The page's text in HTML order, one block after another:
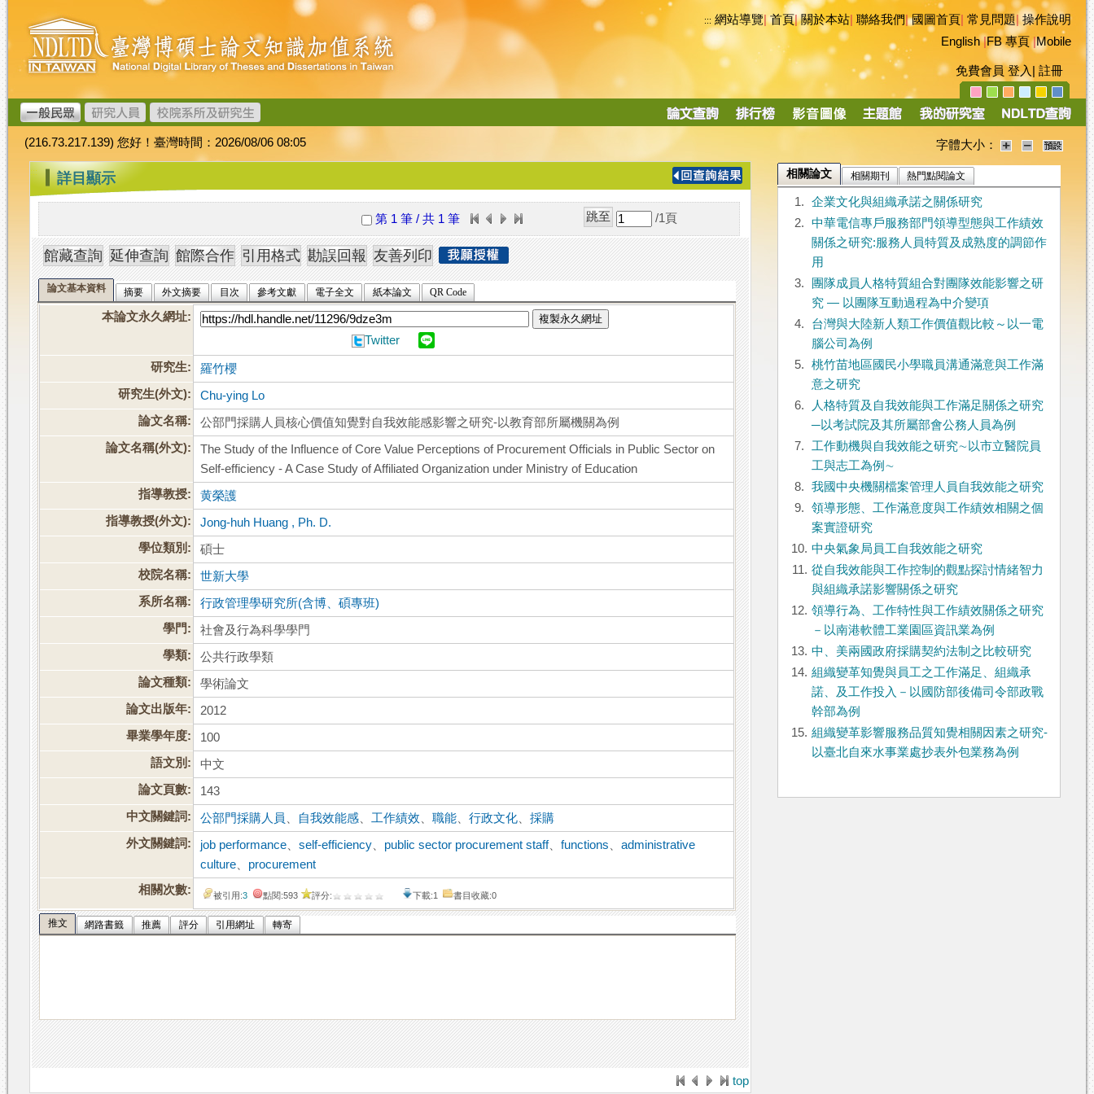
跳
到
主
要
內
容
臺
灣
博
碩
士
論
文
加
值
系
統
::: 網站導覽|首頁|關於本站 聯絡我們|國圖首頁 常見問題|操作說明
English|FB 專頁|Mobile
免費會員 登入 註冊
導
(216.73.217.139) 您好！臺灣時間：2026/08/06 08:05 字體大小：
::: 詳目顯示
第 1 筆 / 共 1 筆 /1 頁
論文基本資料 摘要 外文摘要 目次 參考文獻 電子全文 紙本論文 QR Code
本論文永久網址: 複製永久網址
Twitter
研究生:
羅竹櫻
研究生(外文):
Chu-ying Lo
論文名稱:
公部門採購人員核心價值知覺對自我效能感影響之研究-以教育部所屬機關為例
論文名稱(外文):
The Study of the Influence of Core Value Perceptions of Procurement Officials in Public Sector on
Self-efficiency - A Case Study of Affiliated Organization under Ministry of Education
指導教授:
黄榮護
指導教授(外文):
Jong-huh Huang , Ph. D.
學位類別:
碩士
校院名稱:
世新大學
系所名稱:
行政管理學研究所(含博、碩專班)
學門:
社會及行為科學學門
學類:
公共行政學類
論文種類:
學術論文
論文出版年:
2012
畢業學年度:
100
語文別:
中文
論文頁數:
143
中文關鍵詞:
公部門採購人員 自我效能感 工作績效 、職能 、行政文化 、採購
外文關鍵詞:
job performance 、self-efficiency public sector procurement staff、functions 、administrative
culture
procurement
相關次數:
被引用:3 點閱:593 評分: 下載:1 書目收藏:0
推文 網路書籤 推薦 評分 引用網址 轉寄
top
相關論文 相關期刊 熱門點閱論文
1.
企業文化與組織承諾之關係研究
2.
中華電信專戶服務部門領導型態與工作績效
關係之研究:服務人員特質及成熟度的調節作
用
3.
團隊成員人格特質組合對團隊效能影響之研
究 — 以團隊互動過程為中介變項
4.
台灣與大陸新人類工作價值觀比較～以一電
腦公司為例
5.
桃竹苗地區國民小學職員溝通滿意與工作滿
意之研究
6.
人格特質及自我效能與工作滿足關係之研究
─以考試院及其所屬部會公務人員為例
7.
工作動機與自我效能之研究∼以市立醫院員
工與志工為例∼
8.
我國中央機關檔案管理人員自我效能之研究
9.
領導形態、工作滿意度與工作績效相關之個
案實證研究
10. 中央氣象局員工自我效能之研究
11. 從自我效能與工作控制的觀點探討情緒智力
與組織承諾影響關係之研究
12. 領導行為、工作特性與工作績效關係之研究
－以南港軟體工業園區資訊業為例
13. 中、美兩國政府採購契約法制之比較研究
14. 組織變革知覺與員工之工作滿足、組織承
諾、及工作投入－以國防部後備司令部政戰
幹部為例
15. 組織變革影響服務品質知覺相關因素之研究-
以臺北自來水事業處抄表外包業務為例